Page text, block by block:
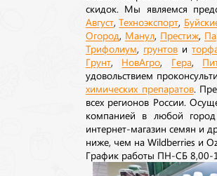
скидок. Мы являемся
Август ,Техноэкспорт
Огород Манул Престиж
Трифолиум грунтов и
Грунт НовАгро Гера,
удовольствием
химических препаратов.
всех регионов России.
компанией в любой
интернет-магазин семян и
ниже, чем на Wildberries и
График работы ПН-СБ 8,00-